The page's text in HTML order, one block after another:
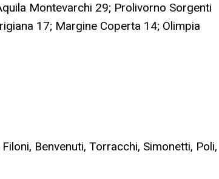
Montevarchi 29; Prolivorno Sorgenti
17; Margine Coperta 14; Olimpia
Benvenuti, Torracchi, Simonetti, Poli,